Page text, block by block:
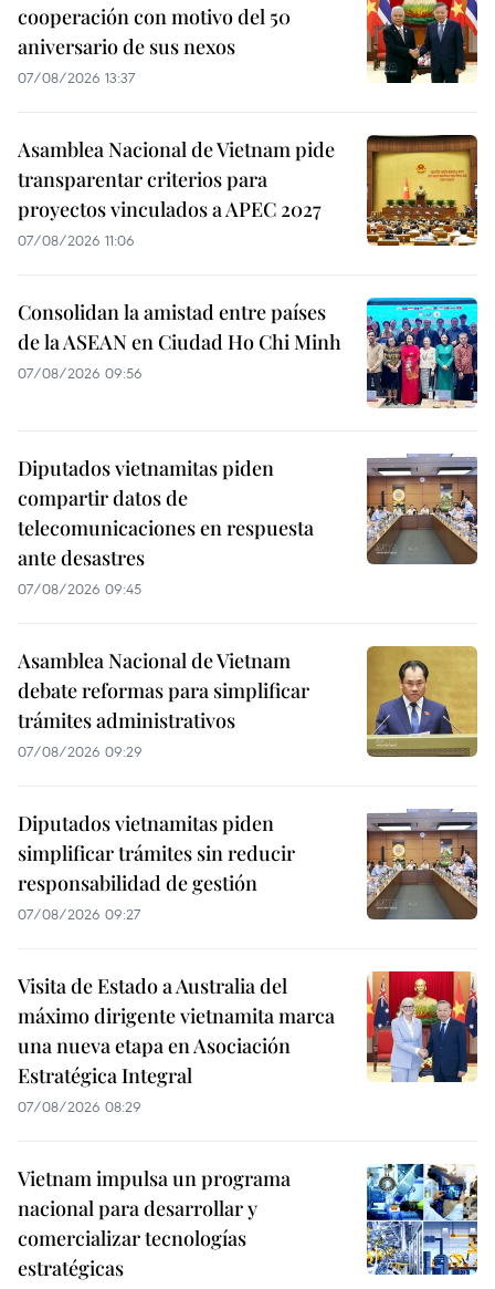
cooperación con motivo del 50
aniversario de sus nexos
07/08/2026 13:37
Asamblea Nacional de Vietnam pide
transparentar criterios para
proyectos vinculados a APEC 2027
07/08/2026 11:06
Consolidan la amistad entre países
de la ASEAN en Ciudad Ho Chi Minh
07/08/2026 09:56
Diputados vietnamitas piden
compartir datos de
telecomunicaciones en respuesta
ante desastres
07/08/2026 09:45
Asamblea Nacional de Vietnam
debate reformas para simplificar
trámites administrativos
07/08/2026 09:29
Diputados vietnamitas piden
simplificar trámites sin reducir
responsabilidad de gestión
07/08/2026 09:27
Visita de Estado a Australia del
máximo dirigente vietnamita marca
una nueva etapa en Asociación
Estratégica Integral
07/08/2026 08:29
Vietnam impulsa un programa
nacional para desarrollar y
comercializar tecnologías
estratégicas